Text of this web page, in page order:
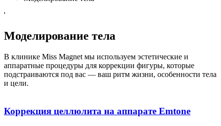
'
Моделирование тела
В клинике Miss Magnet мы используем эстетические и
аппаратные процедуры для коррекции фигуры, которые
подстраиваются под вас — ваш ритм жизни, особенности тела
и цели.
Коррекция целлюлита на аппарате Emtone